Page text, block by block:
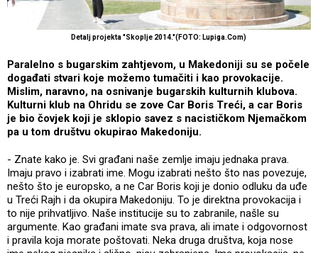
Detalj projekta "Skoplje 2014."(FOTO: Lupiga.Com)
Paralelno s bugarskim zahtjevom, u Makedoniji su se počele
događati stvari koje možemo tumačiti i kao provokacije.
Mislim, naravno, na osnivanje bugarskih kulturnih klubova.
Kulturni klub na Ohridu se zove Car Boris Treći, a car Boris
je bio čovjek koji je sklopio savez s nacističkom Njemačkom
pa u tom društvu okupirao Makedoniju.
- Znate kako je. Svi građani naše zemlje imaju jednaka prava.
Imaju pravo i izabrati ime. Mogu izabrati nešto što nas povezuje,
nešto što je europsko, a ne Car Boris koji je donio odluku da uđe
u Treći Rajh i da okupira Makedoniju. To je direktna provokacija i
to nije prihvatljivo. Naše institucije su to zabranile, našle su
argumente. Kao građani imate sva prava, ali imate i odgovornost
i pravila koja morate poštovati. Neka druga društva, koja nose